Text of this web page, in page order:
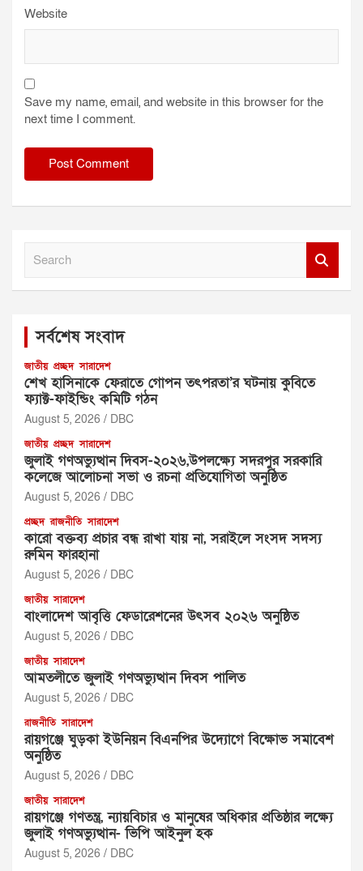
Website
Save my name, email, and website in this browser for the
next time I comment.
সর্বশেষ সংবাদ
জাতীয় প্রচ্ছদ সারাদেশ
শেখ হাসিনাকে ফেরাতে গোপন তৎপরতা’র ঘটনায় কুবিতে
ফ্যাক্ট-ফাইন্ডিং কমিটি গঠন
August 5, 2026 DBC
জাতীয় প্রচ্ছদ সারাদেশ
জুলাই গণঅভ্যুত্থান দিবস-২০২৬,উপলক্ষ্যে সদরপুর সরকারি
কলেজে আলোচনা সভা ও রচনা প্রতিযোগিতা অনুষ্ঠিত
August 5, 2026 DBC
প্রচ্ছদ রাজনীতি সারাদেশ
‎কারো বক্তব্য প্রচার বন্ধ রাখা যায় না, সরাইলে সংসদ সদস্য
রুমিন ফারহানা ‎ ‎
August 5, 2026 DBC
জাতীয় সারাদেশ
বাংলাদেশ আবৃত্তি ফেডারেশনের উৎসব ২০২৬ অনুষ্ঠিত
August 5, 2026 DBC
জাতীয় সারাদেশ
আমতলীতে জুলাই গণঅভ্যুত্থান দিবস পালিত
August 5, 2026 DBC
রাজনীতি সারাদেশ
রায়গঞ্জে ঘুড়কা ইউনিয়ন বিএনপির উদ্যোগে বিক্ষোভ সমাবেশ
অনুষ্ঠিত
August 5, 2026 DBC
জাতীয় সারাদেশ
রায়গঞ্জে গণতন্ত্র, ন্যায়বিচার ও মানুষের অধিকার প্রতিষ্ঠার লক্ষ্যে
জুলাই গণঅভ্যুত্থান- ভিপি আইনুল হক
August 5, 2026 DBC